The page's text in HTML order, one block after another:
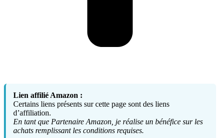
Lien affilié Amazon :
Certains liens présents sur cette page sont des liens
d’affiliation.
En tant que Partenaire Amazon, je réalise un bénéfice sur les
achats remplissant les conditions requises.